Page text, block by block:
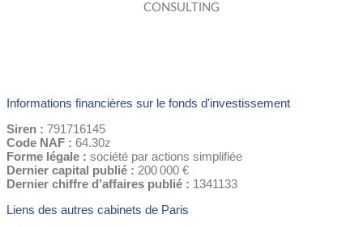
CONSULTING
Informations financières sur le fonds d'investissement
Siren : 791716145
Code NAF : 64.30z
Forme légale : société par actions simplifiée
Dernier capital publié : 200 000 €
Dernier chiffre d’affaires publié : 1341133
Liens des autres cabinets de Paris